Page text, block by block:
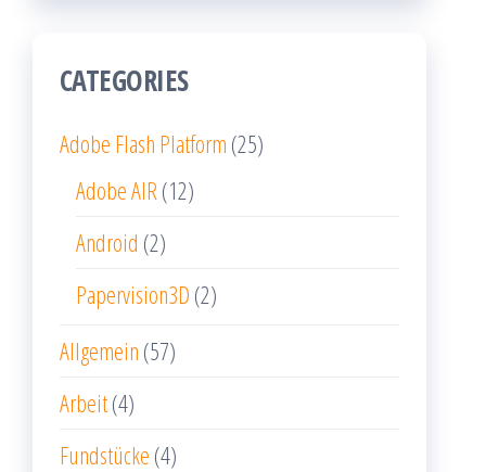
CATEGORIES
Adobe Flash Platform (25)
Adobe AIR (12)
Android (2)
Papervision3D (2)
Allgemein (57)
Arbeit(4)
Fundstücke (4)